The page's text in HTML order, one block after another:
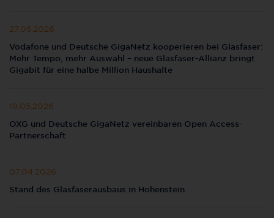
27.05.2026
Vodafone und Deutsche GigaNetz kooperieren bei Glasfaser:
Mehr Tempo, mehr Auswahl – neue Glasfaser-Allianz bringt
Gigabit für eine halbe Million Haushalte
19.05.2026
OXG und Deutsche GigaNetz vereinbaren Open Access-
Partnerschaft
07.04.2026
Stand des Glasfaserausbaus in Hohenstein